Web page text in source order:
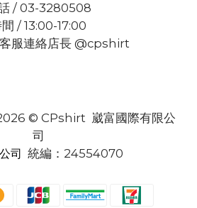
/ 03-3280508
/ 13:00-17:00
服連絡店長 @cpshirt
© CPshirt 崴富國際有限公
司
司 統編：24554070